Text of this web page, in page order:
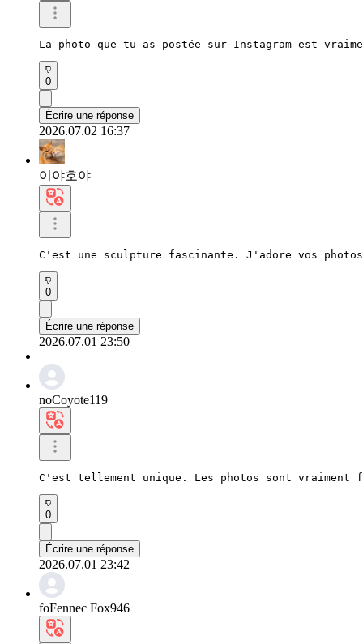
La photo que tu as postée sur Instagram est
0
Écrire une réponse
2026.07.02 16:37
이야호야
C'est une sculpture fascinante. J'adore vos
0
Écrire une réponse
2026.07.01 23:50
noCoyote119
C'est tellement unique. Les photos sont
0
Écrire une réponse
2026.07.01 23:42
foFennec Fox946